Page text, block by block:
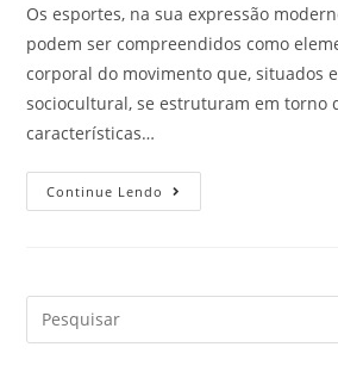
Os esportes, na sua expressão
podem ser compreendidos como
corporal do movimento que, situados
sociocultural, se estruturam em torno
características…
Continue Lendo